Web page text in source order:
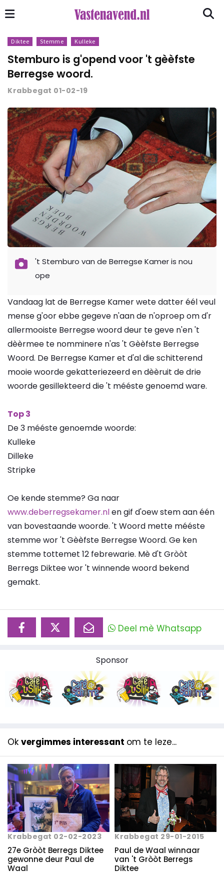
Diktee Stemme Kulleke
Stemburo is g'opend voor 't gèèfste
Berregse woord.
Krabbegat 01-02-19
't Stemburo van de Berregse Kamer is nou
ope
Vandaag lat de Berregse Kamer wete datter éél veul
mense g'oor ebbe gegeve n'aan de n'oproep om d'r
allermooiste Berregse woord deur te geve n'en 't
dèèrmee te nomminere n'as 't Gèèfste Berregse
Woord. De Berregse Kamer et d'al die schitterend
mooie woorde gekatteriezeerd en dèèruit de drie
woorde gesillekteerd die 't mééste genoemd ware.
Top 3
De 3 mééste genoemde woorde:
Kulleke
Dilleke
Stripke
Oe kende stemme? Ga naar
www.deberregsekamer.nlen gif d'oew stem aan één
van bovestaande woorde. 't Woord mette mééste
stemme wor 't Gèèfste Berregse Woord. Ge ken
stemme tottemet 12 febrewarie. Mè d't Gròòt
Berregs Diktee wor 't winnende woord bekend
gemakt.
Deel mè Whatsapp
Sponsor
Ok vergimmes interessant om te leze...
Krabbegat 02-02-2023
27e Gròòt Berregs Diktee
gewonne deur Paul de
Waal
Krabbegat 29-01-2015
Paul de Waal winnaar
van 't Gròòt Berregs
Diktee